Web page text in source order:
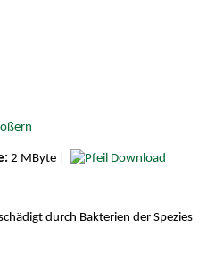
2 MByte | Download
durch Bakterien der Spezies